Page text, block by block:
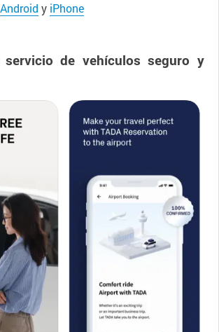
Android y iPhone
servicio de vehículos seguro y